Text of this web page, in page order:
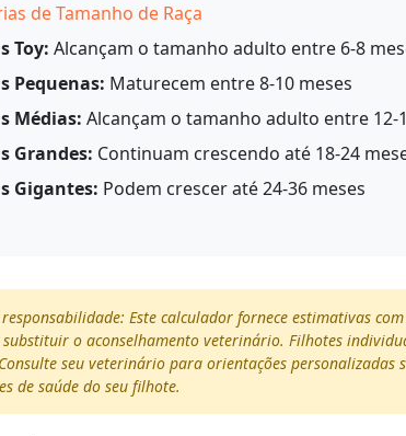
de Tamanho de Raça
Toy: Alcançam o tamanho adulto entre 6-8
Pequenas: Maturecem entre 8-10 meses
Médias: Alcançam o tamanho adulto entre 12-
Grandes: Continuam crescendo até 18-24
Gigantes: Podem crescer até 24-36 meses
Este calculador fornece estimativas
substituir o aconselhamento veterinário. Filhotes
seu veterinário para orientações personalizadas
de saúde do seu filhote.